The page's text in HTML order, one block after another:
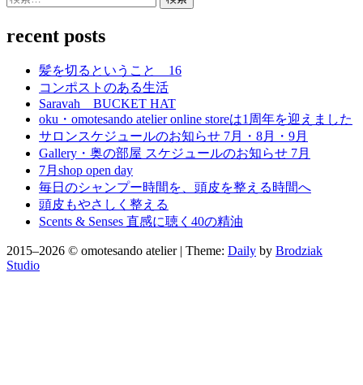
recent posts
髪を切るということ 16
コンポストのある生活
Saravah BUCKET HAT
oku・omotesando atelier online storeは1周年を迎えました
サロンスケジュールのお知らせ 7月・8月・9月
Gallery・奥の部屋 スケジュールのお知らせ 7月
7月shop open day
毎日のシャンプー時間を、頭皮を整える時間へ
頭皮もやさしく整える
Scents & Senses 直感に聴く40の精油
2015–2026 © omotesando atelier | Theme: Daily by Brodziak
Studio